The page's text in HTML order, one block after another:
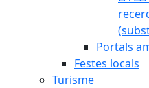
Portals
Festes locals
Turisme